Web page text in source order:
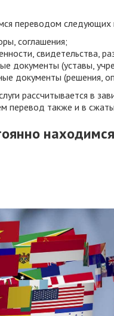
переводом следующих
соглашения;
свидетельства,
документы (уставы,
документы (решения,
рассчитывается в
перевод также и в